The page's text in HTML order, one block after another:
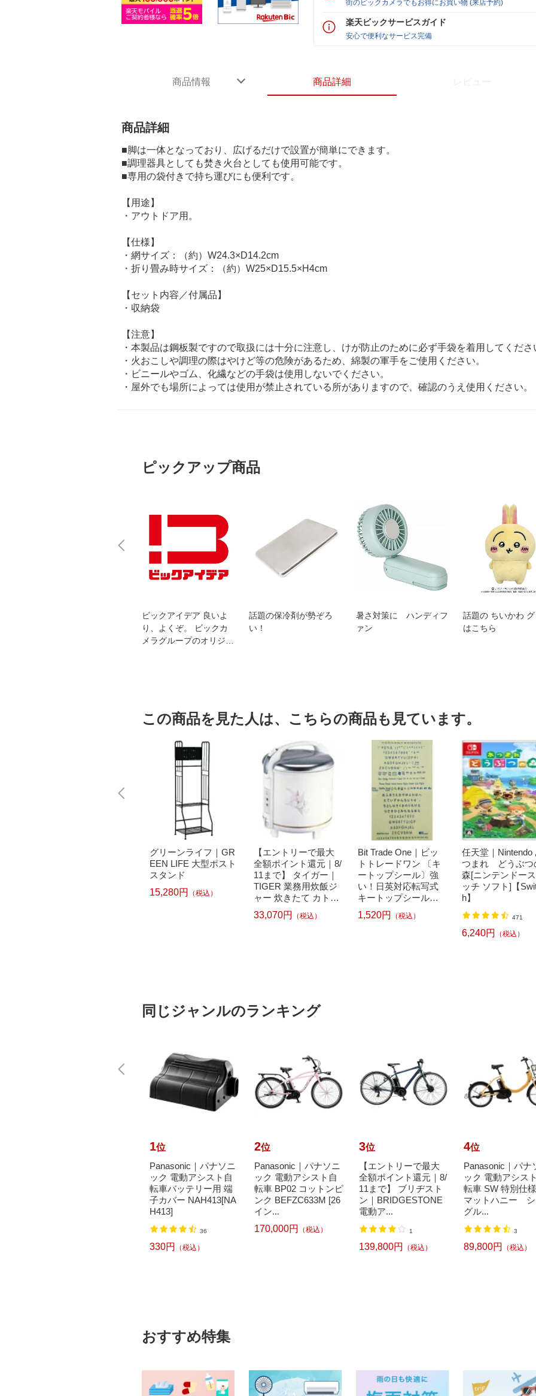
街のビックカメラでもお得にお買い物 (来店予約)
楽天ビックサービスガイド
安心で便利なサービス完備
商品情報 商品詳細
商品詳細
■脚は一体となっており、広げるだけで設置が簡単にできます。
■調理器具としても焚き火台としても使用可能です。
■専用の袋付きで持ち運びにも便利です。
【用途】
・アウトドア用。
【仕様】
・網サイズ：（約）W24.3×D14.2cm
・折り畳み時サイズ：（約）W25×D15.5×H4cm
【セット内容／付属品】
・収納袋
【注意】
・本製品は鋼板製ですので取扱には十分に注意し、けが防止のために必ず手袋を着用してくださ
・火おこしや調理の際はやけど等の危険があるため、綿製の軍手をご使用ください。
・ビニールやゴム、化繊などの手袋は使用しないでください。
・屋外でも場所によっては使用が禁止されている所がありますので、確認のうえ使用ください。
ピックアップ商品
ビックアイデア 良いよ
り、よくぞ。 ビックカ
メラグループのオリジナ
話題の保冷剤が勢ぞろ
い！
暑さ対策に ハンディフ
ァン
話題の ちいかわ
はこちら
この商品を見た人は、こちらの商品も見ています。
グリーンライフ｜GR
EEN LIFE 大型ポスト
スタンド
15,280円
（税込）
【エントリーで最大
全額ポイント還元｜8/
11まで】 タイガー｜
TIGER 業務用炊飯ジ
ャー 炊きたて カトレ
ア JCC-2700 [1.5升]
【rb_makerA】
33,070円 （税込）
Bit Trade One｜ビッ
トトレードワン 〔キ
ートップシール〕強
い！日英対応転写式
キートップシールセ
ット ブルー DYKTSB
L
1,520円 （税込）
任天堂｜Nintendo
つまれ どうぶつ
森[ニンテンドー
ッチ ソフト]【
h】
471
6,240円 （税込）
同じジャンルのランキング
1位
Panasonic｜パナソニ
ック 電動アシスト自
転車バッテリー用 端
子カバー NAH413[NA
H413]
36
330円 （税込）
2位
Panasonic｜パナソニ
ック 電動アシスト自
転車 BP02 コットンピ
ンク BEFZC633M [26
イン...
170,000円
（税込）
3位
【エントリーで最大
全額ポイント還元｜8/
11まで】 ブリヂスト
ン｜BRIDGESTONE
電動ア...
1
139,800円 （税込）
4位
Panasonic｜パナ
ック 電動アシス
転車 SW 特別仕
マットハニー
グル...
3
89,800円 （税込）
おすすめ特集